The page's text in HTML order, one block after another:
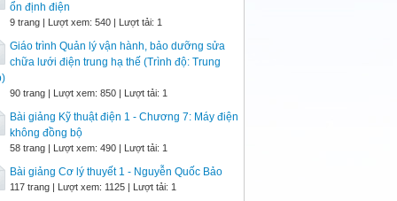
ổn định điện
9 trang | Lượt xem: 540 | Lượt tải: 1
Giáo trình Quản lý vận hành, bảo dưỡng sửa
chữa lưới điện trung hạ thế (Trình độ: Trung
90 trang | Lượt xem: 850 | Lượt tải: 1
Bài giảng Kỹ thuật điện 1 - Chương 7: Máy điện
không đồng bộ
58 trang | Lượt xem: 490 | Lượt tải: 1
Bài giảng Cơ lý thuyết 1 - Nguyễn Quốc Bảo
117 trang | Lượt xem: 1125 | Lượt tải: 1